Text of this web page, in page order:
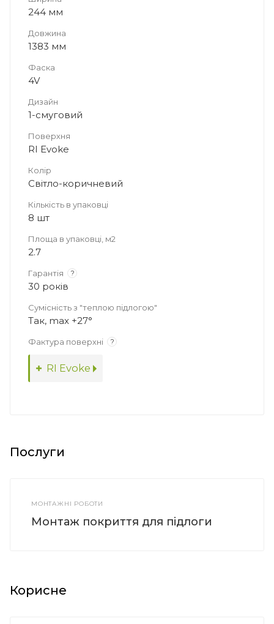
244 мм
Довжина
1383 мм
Фаска
4V
Дизайн
1-смуговий
Поверхня
RI Evoke
Колір
Світло-коричневий
Кількість в упаковці
8 шт
Площа в упаковці, м2
2.7
Гарантія ?
30 років
Сумісність з "теплою підлогою"
Так, max +27°
Фактура поверхні ?
RI Evoke
Послуги
МОНТАЖНІ РОБОТИ
Монтаж покриття для підлоги
Корисне